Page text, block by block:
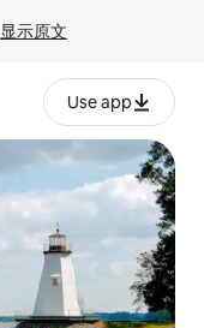
显示原文
Use app